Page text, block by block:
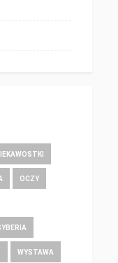
OCZY
WYSTAWA